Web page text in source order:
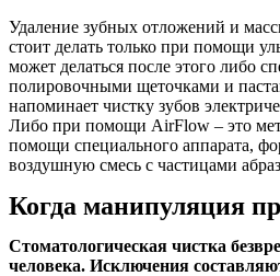
Удаление зубных отложений и
стоит делать только при помощи
может делаться после этого либо
полировочными щеточками и
напоминает чистку зубов
Либо при помощи АirFlow – это
помощи специального аппарата,
воздушную смесь с частицами
Когда манипуляция
Стоматологическая чистка
человека. Исключения